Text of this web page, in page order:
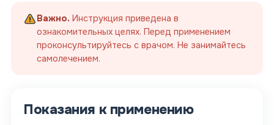
Важно. Инструкция приведена в
ознакомительных целях. Перед применением
проконсультируйтесь с врачом. Не занимайтесь
самолечением.
Показания к применению